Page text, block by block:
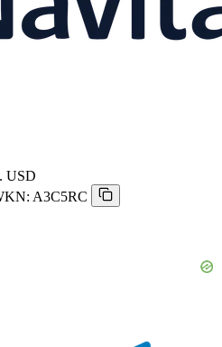
USD
A3C5RC